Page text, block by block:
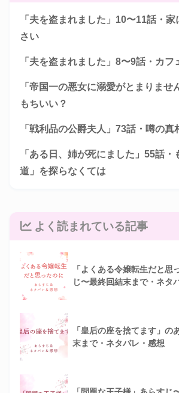
「夫を盗まれました」10〜11話・
さい
「夫を盗まれました」8〜9話・カフ
「帝国一の悪女に溺愛がとまりませ
もちいい？
「戦利品の公爵夫人」73話・噂の真
「ある日、姉が死にました」55話・
道」を探らなくては
よく読まれている記事
「よくある令嬢転生だと思
じ〜最終回結末まで・ネタ
「皇后の座を捨てます」の
末まで・ネタバレ・感想